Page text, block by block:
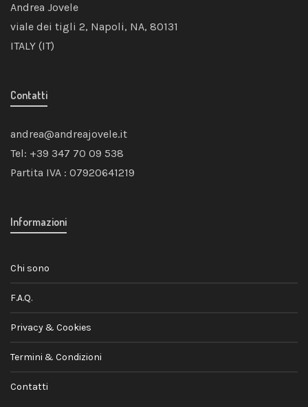
Andrea Jovele
viale dei tigli 2, Napoli, NA, 80131
ITALY (IT)
Contatti
andrea@andreajovele.it
Tel: +39 347 70 09 538
Partita IVA : 07920641219
Informazioni
Chi sono
F.A.Q.
Privacy & Cookies
Termini & Condizioni
Contatti